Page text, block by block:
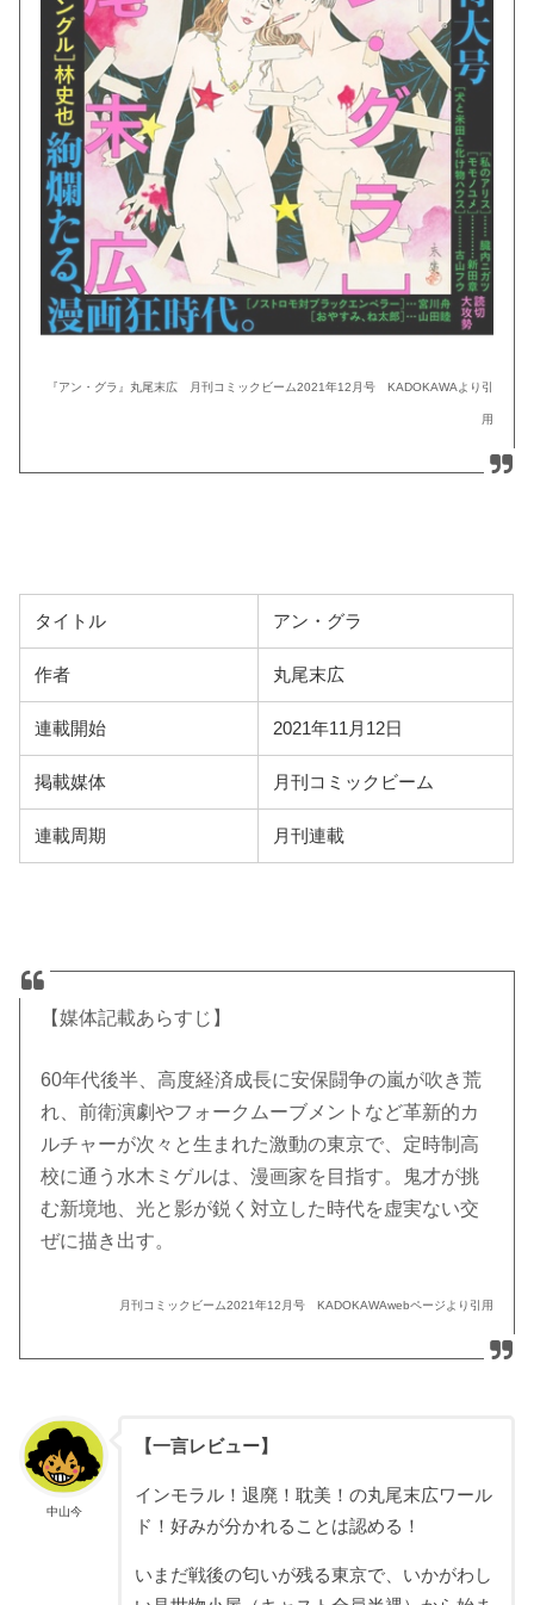
『アン・グラ』丸尾末広 月刊コミックビーム2021年12月号 KADOKAWAより引
用
タイトル アン・グラ
作者 丸尾末広
連載開始 2021年11月12日
掲載媒体 月刊コミックビーム
連載周期 月刊連載
【媒体記載あらすじ】
60年代後半、高度経済成長に安保闘争の嵐が吹き荒
れ、前衛演劇やフォークムーブメントなど革新的カ
ルチャーが次々と生まれた激動の東京で、定時制高
校に通う水木ミゲルは、漫画家を目指す。鬼才が挑
む新境地、光と影が鋭く対立した時代を虚実ない交
ぜに描き出す。
月刊コミックビーム2021年12月号 KADOKAWAwebページより引用
中山今
【一言レビュー】
インモラル！退廃！耽美！の丸尾末広ワール
ド！好みが分かれることは認める！
いまだ戦後の匂いが残る東京で、いかがわし